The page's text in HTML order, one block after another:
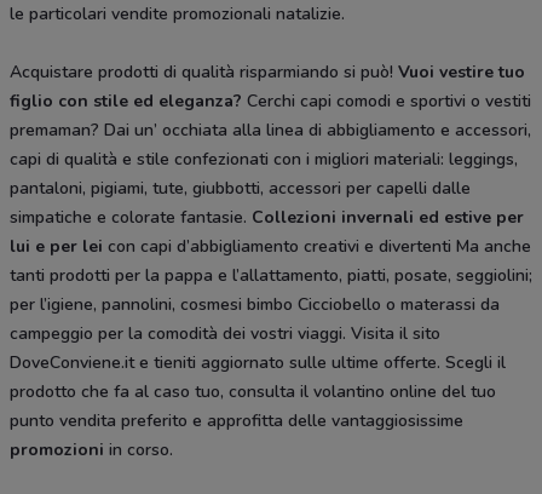
le particolari vendite promozionali natalizie.
Acquistare prodotti di qualità risparmiando si può! Vuoi vestire tuo
figlio con stile ed eleganza? Cerchi capi comodi e sportivi o vestiti
premaman? Dai un’ occhiata alla linea di abbigliamento e accessori,
capi di qualità e stile confezionati con i migliori materiali: leggings,
pantaloni, pigiami, tute, giubbotti, accessori per capelli dalle
simpatiche e colorate fantasie. Collezioni invernali ed estive per
lui e per lei con capi d’abbigliamento creativi e divertenti Ma anche
tanti prodotti per la pappa e l’allattamento, piatti, posate, seggiolini;
per l’igiene, pannolini, cosmesi bimbo Cicciobello o materassi da
campeggio per la comodità dei vostri viaggi. Visita il sito
DoveConviene.it e tieniti aggiornato sulle ultime offerte. Scegli il
prodotto che fa al caso tuo, consulta il volantino online del tuo
punto vendita preferito e approfitta delle vantaggiosissime
promozioni in corso.